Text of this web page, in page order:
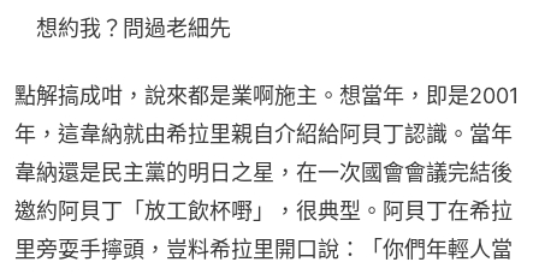
想約我？問過老細先
點解搞成咁，說來都是業啊施主。想當年，即是2001
年，這韋納就由希拉里親自介紹給阿貝丁認識。當年
韋納還是民主黨的明日之星，在一次國會會議完結後
邀約阿貝丁「放工飲杯嘢」，很典型。阿貝丁在希拉
里旁耍手擰頭，豈料希拉里開口說：「你們年輕人當